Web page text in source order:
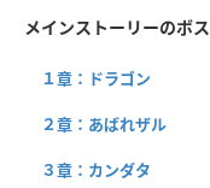
メインストーリーのボス
１章：ドラゴン
２章：あばれザル
３章：カンダタ